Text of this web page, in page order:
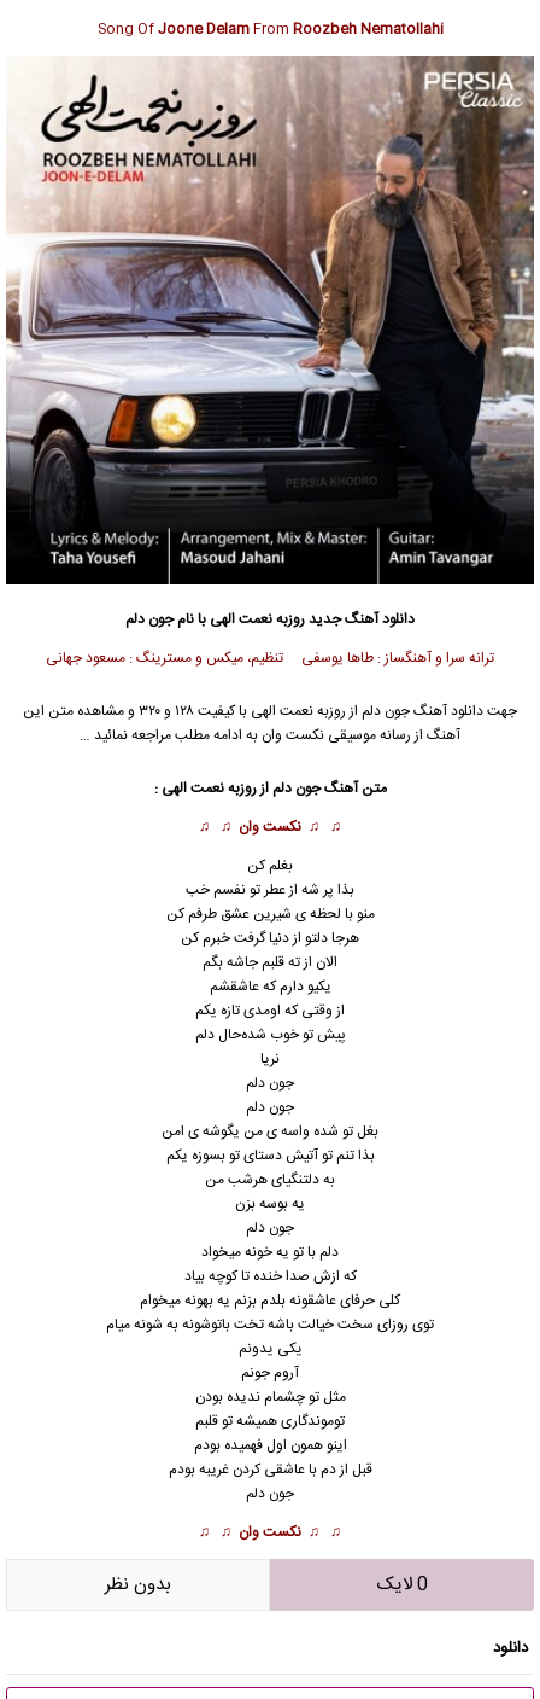
Song OfJoone DelamFrom Roozbeh Nematollahi
دانلود آهنگ جدیدروزبه نعمت الهی با نام جون دلم
ترانه سرا و آهنگساز : طاها یوسفی تنظیم، میکس و مسترینگ : مسعود جهانی
جهت دانلود آهنگ جون دلم از روزبه نعمت الهی
با کیفیت ۱۲۸ و ۳۲۰ و مشاهده متن این
آهنگ از رسانه موسیقی نکست وان به ادامه مطلب مراجعه نمائید …
متن آهنگ جون دلم ازروزبه نعمت الهی :
♫ ♫ نکست وان ♫ ♫
بغلم کن
بذا پر شه از عطر تو نفسم خب
منو با لحظه ی شیرین عشق طرفم کن
هرجا دلتو از دنیا گرفت خبرم کن
الان از ته قلبم جاشه بگم
یکیو دارم که عاشقشم
از وقتی که اومدی تازه یکم
پیش تو خوب شده‌حال‌ دلم
نریا
جون دلم
جون دلم
بغل تو شده واسه ی من یگوشه ی امن
بذا تنم تو آتیش دستای تو بسوزه یکم
به دلتنگیای هرشب من
یه بوسه بزن
جون دلم
دلم با تو یه خونه میخواد
که ازش صدا خنده تا کوچه بیاد
کلی حرفای عاشقونه بلدم بزنم یه بهونه میخوام
توی روزای سخت خیالت باشه تخت باتو‌شونه به شونه میام
یکی یدونم
آروم جونم
مثل تو‌ چشمام ندیده بودن
تو‌موندگاری همیشه تو قلبم
اینو همون اول فهمیده بودم
قبل از دم با عاشقی کردن غریبه بودم
جون دلم
♫ ♫ نکست وان ♫ ♫
0 لایک بدون نظر
دانلود